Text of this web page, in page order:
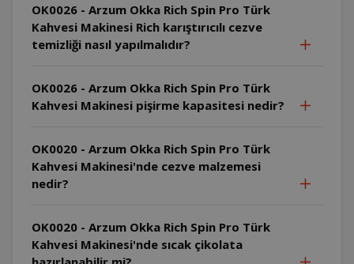
OK0026 - Arzum Okka Rich Spin Pro Türk
Kahvesi Makinesi Rich karıştırıcılı cezve
temizliği nasıl yapılmalıdır?
OK0026 - Arzum Okka Rich Spin Pro Türk
Kahvesi Makinesi pişirme kapasitesi nedir?
OK0020 - Arzum Okka Rich Spin Pro Türk
Kahvesi Makinesi'nde cezve malzemesi
nedir?
OK0020 - Arzum Okka Rich Spin Pro Türk
Kahvesi Makinesi'nde sıcak çikolata